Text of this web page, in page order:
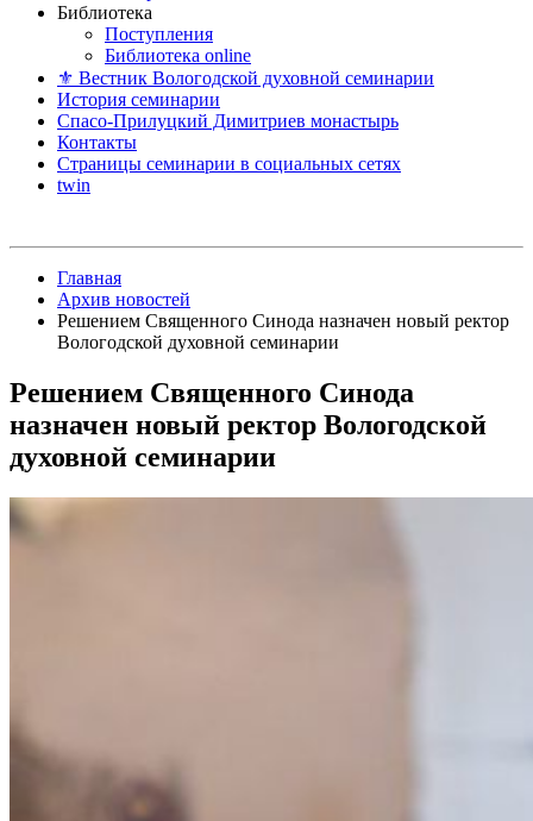
Библиотека
Поступления
Библиотека online
⚜ Вестник Вологодской духовной семинарии
История семинарии
Спасо-Прилуцкий Димитриев монастырь
Контакты
Страницы семинарии в социальных сетях
twin
Главная
Архив новостей
Решением Священного Синода назначен новый ректор
Вологодской духовной семинарии
Решением Священного Синода
назначен новый ректор Вологодской
духовной семинарии